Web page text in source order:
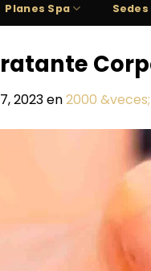
Planes Spa Sedes
2023en2000